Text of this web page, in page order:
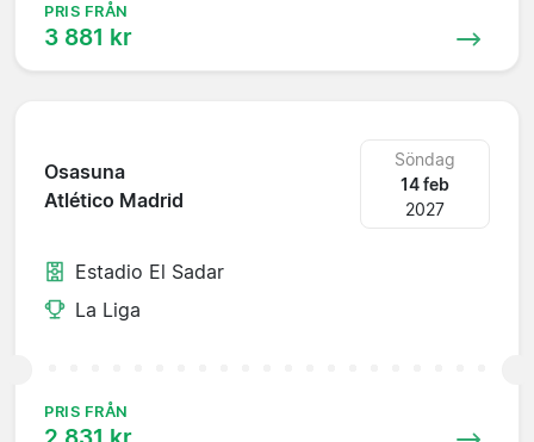
PRIS FRÅN
3 881 kr
Osasuna
Atlético Madrid
Söndag
14 feb
2027
Estadio El Sadar
La Liga
PRIS FRÅN